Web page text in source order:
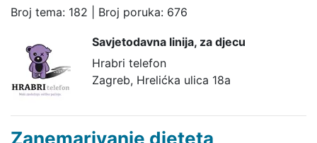
Broj tema: 182 | Broj poruka: 676
Savjetodavna linija, za djecu
Hrabri telefon
Zagreb, Hrelićka ulica 18a